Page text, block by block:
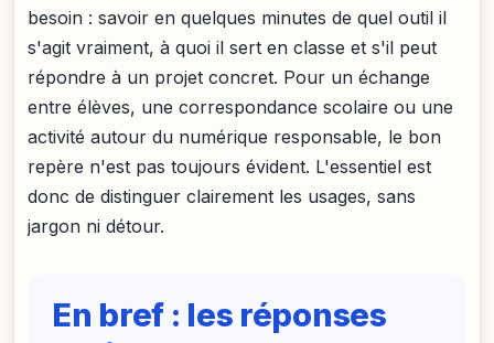
besoin : savoir en quelques minutes de quel outil il
s'agit vraiment, à quoi il sert en classe et s'il peut
répondre à un projet concret. Pour un échange
entre élèves, une correspondance scolaire ou une
activité autour du numérique responsable, le bon
repère n'est pas toujours évident. L'essentiel est
donc de distinguer clairement les usages, sans
jargon ni détour.
En bref : les réponses